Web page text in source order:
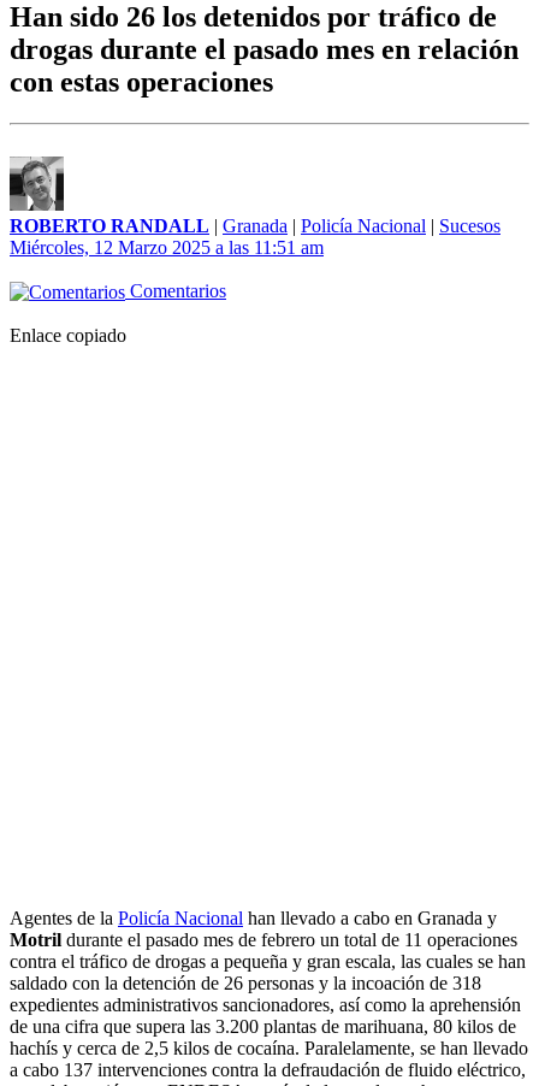
Han sido 26 los detenidos por tráfico de
drogas durante el pasado mes en relación
con estas operaciones
ROBERTO RANDALL | Granada | Policía Nacional | Sucesos
Miércoles, 12 Marzo 2025 a las 11:51 am
Comentarios
Enlace copiado
Agentes de la Policía Nacional han llevado a cabo en Granada y
Motril durante el pasado mes de febrero un total de 11 operaciones
contra el tráfico de drogas a pequeña y gran escala, las cuales se han
saldado con la detención de 26 personas y la incoación de 318
expedientes administrativos sancionadores, así como la aprehensión
de una cifra que supera las 3.200 plantas de marihuana, 80 kilos de
hachís y cerca de 2,5 kilos de cocaína. Paralelamente, se han llevado
a cabo 137 intervenciones contra la defraudación de fluido eléctrico,